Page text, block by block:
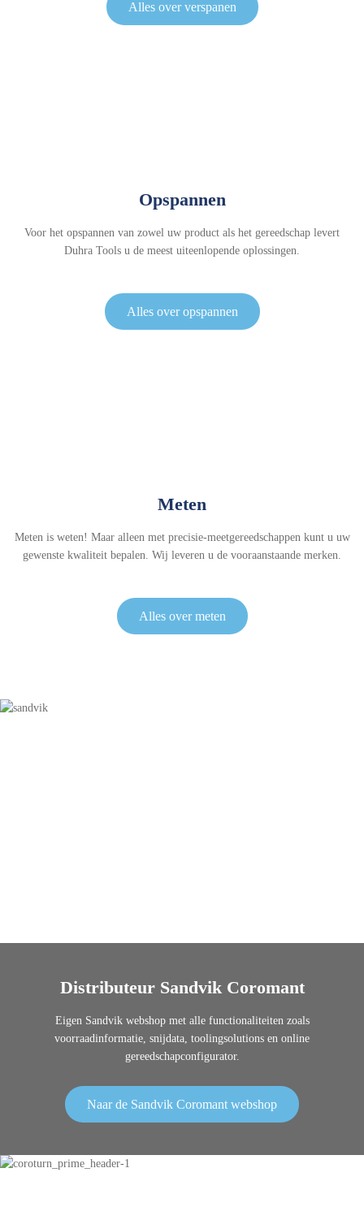
Alles over verspanen
Opspannen
Voor het opspannen van zowel uw product als het gereedschap levert
Duhra Tools u de meest uiteenlopende oplossingen.
Alles over opspannen
Meten
Meten is weten! Maar alleen met precisie-meetgereedschappen kunt u uw
gewenste kwaliteit bepalen. Wij leveren u de vooraanstaande merken.
Alles over meten
Distributeur Sandvik Coromant
Eigen Sandvik webshop met alle functionaliteiten zoals
voorraadinformatie, snijdata, toolingsolutions en online
gereedschapconfigurator.
Naar de Sandvik Coromant webshop